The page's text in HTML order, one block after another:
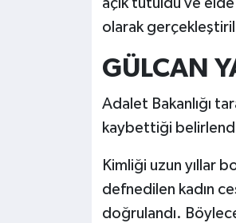
açık tutuldu ve
olarak
GÜLCAN
Adalet Bakanlığı
kaybettiği
Kimliği uzun yıllar
defnedilen kadın
doğrulandı.